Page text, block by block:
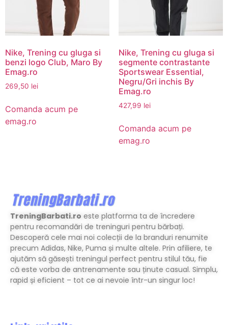
Nike, Trening cu gluga si
benzi logo Club, Maro By
Emag.ro
269,50 lei
Comanda acum pe
emag.ro
Nike, Trening cu gluga si
segmente contrastante
Sportswear Essential,
Negru/Gri inchis By
Emag.ro
427,99 lei
Comanda acum pe
emag.ro
TreningBarbati.ro este platforma ta de încredere
pentru recomandări de treninguri pentru bărbați.
Descoperă cele mai noi colecții de la branduri renumite
precum Adidas, Nike, Puma și multe altele. Prin afiliere, te
ajutăm să găsești treningul perfect pentru stilul tău, fie
că este vorba de antrenamente sau ținute casual. Simplu,
rapid și eficient – tot ce ai nevoie într-un singur loc!